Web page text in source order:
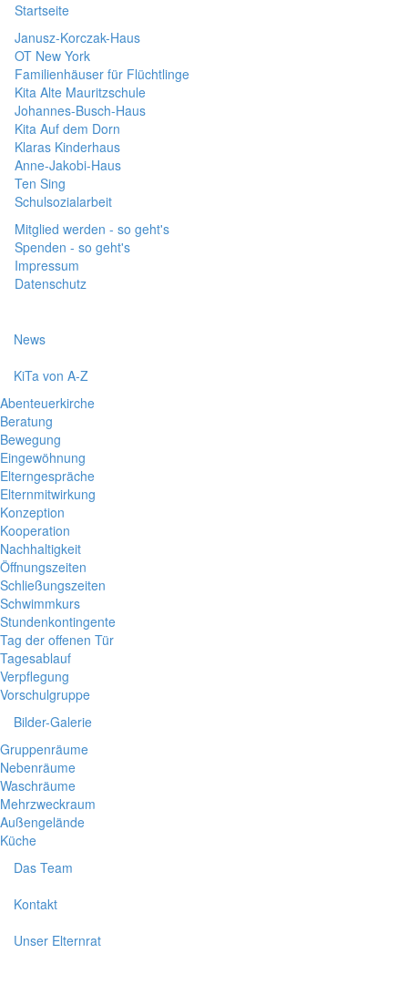
Startseite
Janusz-Korczak-Haus
OT New York
Familienhäuser für Flüchtlinge
Kita Alte Mauritzschule
Johannes-Busch-Haus
Kita Auf dem Dorn
Klaras Kinderhaus
Anne-Jakobi-Haus
Ten Sing
Schulsozialarbeit
Mitglied werden - so geht's
Spenden - so geht's
Impressum
Datenschutz
News
KiTa von A-Z
Abenteuerkirche
Beratung
Bewegung
Eingewöhnung
Elterngespräche
Elternmitwirkung
Konzeption
Kooperation
Nachhaltigkeit
Öffnungszeiten
Schließungszeiten
Schwimmkurs
Stundenkontingente
Tag der offenen Tür
Tagesablauf
Verpflegung
Vorschulgruppe
Bilder-Galerie
Gruppenräume
Nebenräume
Waschräume
Mehrzweckraum
Außengelände
Küche
Das Team
Kontakt
Unser Elternrat